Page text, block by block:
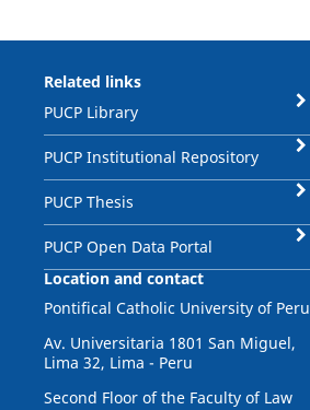
Related links
PUCP Library
PUCP Institutional Repository
PUCP Thesis
PUCP Open Data Portal
Location and contact
Pontifical Catholic University of Peru
Av. Universitaria 1801 San Miguel,
Lima 32, Lima - Peru
Second Floor of the Faculty of Law